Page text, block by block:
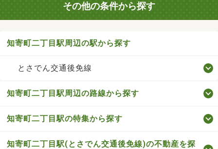
その他の条件から探す
知寄町二丁目駅周辺の駅から探す
とさでん交通後免線
知寄町二丁目駅周辺の路線から探す
知寄町二丁目駅の特集から探す
知寄町二丁目駅(とさでん交通後免線)の不動産を探